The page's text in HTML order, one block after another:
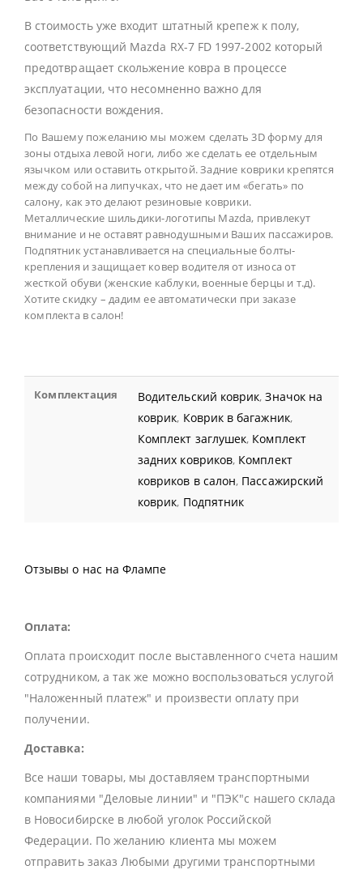
В стоимость уже входит штатный крепеж к полу,
соответствующий Mazda RX-7 FD 1997-2002 который
предотвращает скольжение ковра в процессе
эксплуатации, что несомненно важно для
безопасности вождения.
По Вашему пожеланию мы можем сделать 3D форму для
зоны отдыха левой ноги, либо же сделать ее отдельным
язычком или оставить открытой. Задние коврики крепятся
между собой на липучках, что не дает им «бегать» по
салону, как это делают резиновые коврики.
Металлические шильдики-логотипы Mazda, привлекут
внимание и не оставят равнодушными Ваших пассажиров.
Подпятник устанавливается на специальные болты-
крепления и защищает ковер водителя от износа от
жесткой обуви (женские каблуки, военные берцы и т.д).
Хотите скидку – дадим ее автоматически при заказе
комплекта в салон!
Комплектация Водительский коврик,Значок на
коврик, Коврик в багажник,
Комплект заглушек, Комплект
задних ковриков, Комплект
ковриков в салон, Пассажирский
коврик, Подпятник
Отзывы о нас на Флампе
Оплата:
Оплата происходит после выставленного счета нашим
сотрудником, а так же можно воспользоваться услугой
"Наложенный платеж" и произвести оплату при
получении.
Доставка:
Все наши товары, мы доставляем транспортными
компаниями "Деловые линии" и "ПЭК"с нашего склада
в Новосибирске в любой уголок Российской
Федерации. По желанию клиента мы можем
отправить заказ Любыми другими транспортными